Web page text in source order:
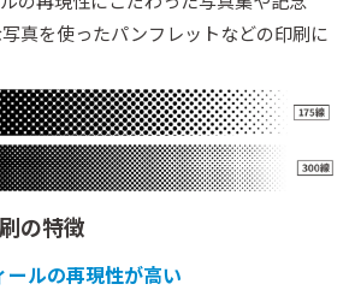
真を使ったパンフレットなどの印刷に
の特徴
ールの再現性が高い